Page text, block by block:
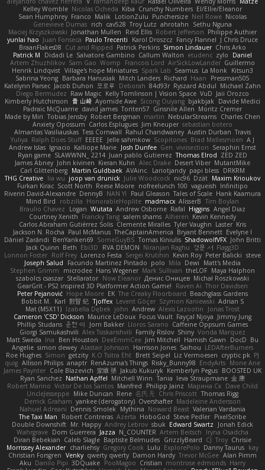
Kelley Womble Nicolas Ocheda Kiba Crunchy Numbers El/Ellie/Eleanor
Sean Humphrey Franco Malik LotionZulu Punchersize Neil Rowe Nicolas
Genevieve Dumas rich cav528 Troy Lutz ahrotahn
Sethu Nguna
Maciej Krzyszkowski Jonathan Mullen Reid Ellis Robert Jefferson Philippe Authier
yunlai hao Juan Fonseca Paulo Trecenti Karol Droszcz Fancy Flannel J Chris Druce
BraanFlakes08 Cut and Ripped Patrick Perkins Simon Lindauer Chris Arko
Patrick M
Didadi Le Salvatore Gambino Callum Walton etudenc zylo
Daniel
Artem Zhuzhlikov Sam Gao Womp Francois Lord AirSickLowLander Guillermo
Henrik Lindqvist Village's hope Miniatures Spark Lab Seamus La Monk Kitsun3
Sabrina Yeong Barbara Hanusiak Mitch Landers Richard Haan
Pressman505
Katelynn Parsec Jacob Duhon 포로루 Deborah 84d93r Ryszard Abdul Michael Zahn
Diego Bermudez Raw Magic Kelly Tomlinson | Vision Space VuD Jaii Orozco
Kimberly Hutchinson 貴 山崎 Ayomide Awe Sicong Ouyang bjakbjak Davide Medici
Padraic McQuarrie david james Toriten57 Ginsnile Allen Moritz Cremer
Made by Miri Tobias Jensby Robert Bergman martin NebularStreams Charles Chen
Anxiety Opossum Carlos Esplugues Jim Kneuper sebastian botero
Almantas Vasiliauskas Tess Cornwall Rahul Chandwaney Austin Durban Travis
Yuliya Ralph Does Stuff EEEEE Jelle sahmkow Scopitones Brad Mellesmoen A J
Andrew Islas Ignacio Kalliope Marie Josh Dunfee Gen viviisection Seraphin Ernst
Ryan game SLAWWNN_ 2214 Juan pablo Gutierrez Thomas Elrod ZED ZED
James Abney John kivinen Kieran Kuhn Alec Drake Desert Viber MutantMike
Carl Glittenberg Martin Guldbaek AVAinc. Lariotjandy papi bless DRKRM
THG Creative lia wu joop van drunick Julie Woodcock nic96 Dzät Maxim Krioukov
Furkan Kirac Scott North Reese Moore nofreelunch 100 vagueish Infinitipo
Riverin David-Alexandre DennyB NAN YI Paul Gleason Tales of Scale Hank Kaamura
Mind Bird
robzilla HonorableHoplite madmacx AlisserB Tim Boylan
Braulio Chavez
Logan Wutata Andrew Osborne Rafal Higgins Angel Diaz
Courtney Xenith Francky Tang salem shams Alheren Kevin Kennedy
Carlos Abraham Gutiérrez Solis Clemente Miralles Tyler Vaughn Laster Kris
Jackson N. Rocha Paul McManus TheCaptainAmerica Bryant Bennett Evelyne I
Dániel Zarándi BenYanken69 SomeGuyBS Tomas Kiniulis ShadowolfVFX John Britti
Jack Quinn Beth Ebi3D RVA DEMON Niranjan Raghu 경문 서 Flagg3D
Lonnon Foster Rolf Frey Lorenzo Festa Sergei Krutihin Kevin Roy Peter Balicki steve
Joseph Salud
Facundo Martinez Pintado polo Mila Dewi
Matt's Media
Stephen Grimm
microdee Hans Wegener Mark Sullivan theLOF Maya Halphon
szabolcs csaszar Stellarator Now Eleanor Денис Оницев Michał Roszkowski
GearGrit - PS2 inspired 3D Platformer Action Game!
Raven Ai Thor Davidsen
Peter Pejanović Hope Moore EK The Creaky Floorboard Beachglass Gardens
Bobbit M. Karl 敦智 紀 Tjoffex Levent Göçer Szymon Kaniewski Adrian S
Mat (M5X11) Izabella Dębek john Andrew Alexis Lazootin
Jonas Trost
Cameron 'CSD' Dickson Maurice LeDoux Focus Vault Fayçal Njoya Jimmy Jung
Phillip Studans 준현 이 Jorn Bakker Lloros Sarano Caffeine Oppsum Games
Giorgi Samukashvili Alex Tsiskarishvili Family Rislov Shiny Vonda Marquez
Matt Sweda Ina Ben Houston DeeEmmCee Jim Mitchell Hamish Gawn DocD Bu
Angelie simon dewey Alastair Johnson Harrison Jones Saihou LEDAfterBurners
Roe Hughes Simon getzity K.O Tsitra Eht Brett Seipel Liz Vermoesen cryptic pk PJ
quig Allison Philips anaptr RenAzuma's Things Risky_Bunny98 EndyArts Mone Ane
James Paynter Cole Blazevich 家維 張 Jakub Kukuryk Kemberlyn Pegus BOOSTED UK
Ryan Sanchez Nathan Apffel Mitchell Winn Tania Ieva Straupmane 金 康
Robert Marino Victor De los Santos Manfred Philipp Jainz Марина Ск Dave Child
UncleJesseppe Mike Duncan Rene 名氏 无 Chris Priscott Thomas Rigg
Derrick Graham yankee (derogatory) Overshafter Madeleine Andersson
Nahuel Adreani Dennis Smolek Mythina Noward Beast Valerian Vardania
The Taxi Man
Robert Contreras Azerta HoboGod Steve Pedler PixelScribe
Double Downshift Mr. Happy Andrey Lebrov sbuk Edward Swartz
Jonah Edick
Wahrgrave Dom Guerrera Jazza N_COUNTER Artem Beitsch
Iryna Osadcha
Diran Bebekian Caleb Slagle Baptiste Belmudes GrizzlyBeard CJ Troy Chrisie
Morrissey Alexander charliehsy Gregory Cook Lulu ExplorePolo Danny Taurus kay
Christian Forsgren Venky qwerty qwerty Damon Hardy Trevor McGee Alan Pimm
Aku Danilo Pipi 3DQuake PooMagoo Cristian montrose edmonds Harry